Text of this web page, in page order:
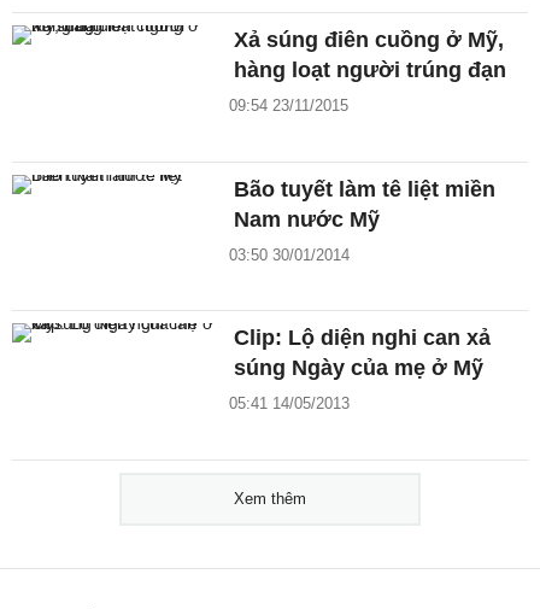
Xả súng điên cuồng ở Mỹ,
hàng loạt người trúng đạn
09:54 23/11/2015
Bão tuyết làm tê liệt miền
Nam nước Mỹ
03:50 30/01/2014
Clip: Lộ diện nghi can xả
súng Ngày của mẹ ở Mỹ
05:41 14/05/2013
Xem thêm